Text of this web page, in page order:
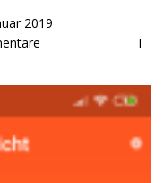
2019
I